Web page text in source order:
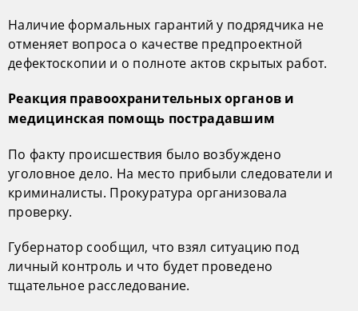
Наличие формальных гарантий у подрядчика не
отменяет вопроса о качестве предпроектной
дефектоскопии и о полноте актов скрытых работ.
Реакция правоохранительных органов и
медицинская помощь пострадавшим
По факту происшествия было возбуждено
уголовное дело. На место прибыли следователи и
криминалисты. Прокуратура организовала
проверку.
Губернатор сообщил, что взял ситуацию под
личный контроль и что будет проведено
тщательное расследование.